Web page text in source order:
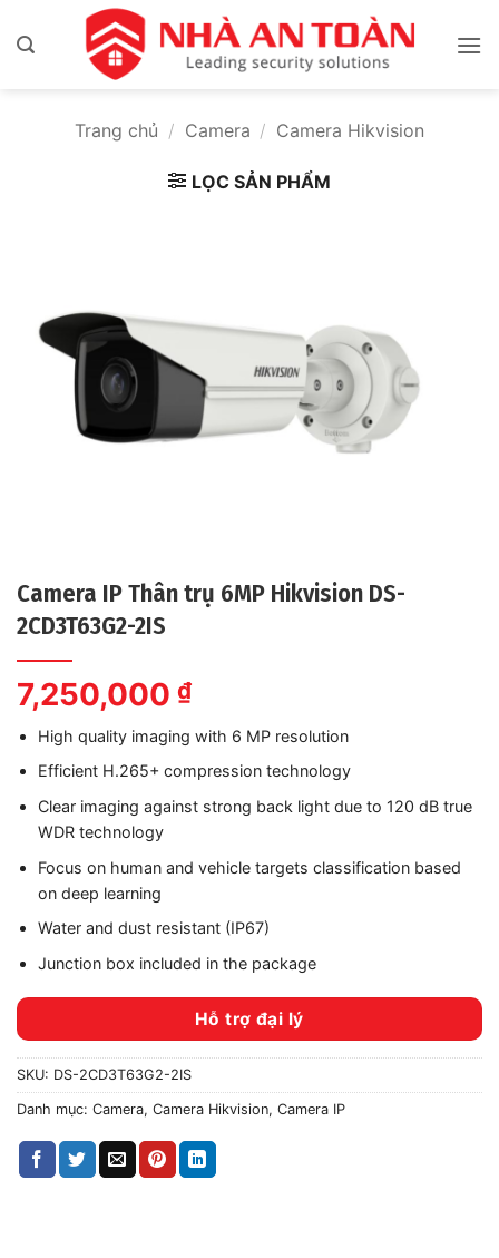
qua
Trang chủ / Camera / Camera Hikvision
LỌC SẢN PHẨM
Camera IP Thân trụ 6MP Hikvision DS-
2CD3T63G2-2IS
7,250,000 ₫
High quality imaging with 6 MP resolution
Efficient H.265+ compression technology
Clear imaging against strong back light due to 120 dB true
WDR technology
Focus on human and vehicle targets classification based
on deep learning
Water and dust resistant (IP67)
Junction box included in the package
Hỗ trợ đại lý
SKU: DS-2CD3T63G2-2IS
Danh mục: Camera, Camera Hikvision, Camera IP